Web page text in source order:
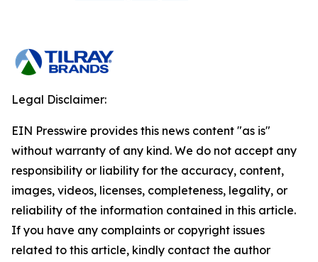
Legal Disclaimer:
EIN Presswire provides this news content "as is"
without warranty of any kind. We do not accept any
responsibility or liability for the accuracy, content,
images, videos, licenses, completeness, legality, or
reliability of the information contained in this article.
If you have any complaints or copyright issues
related to this article, kindly contact the author